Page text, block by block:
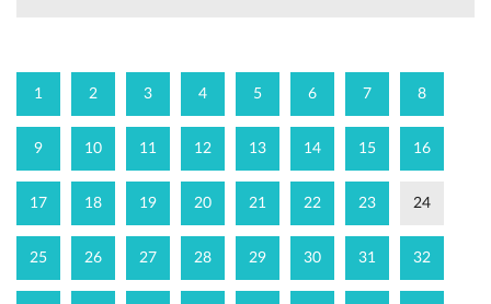
1 2 3 4 5 6 7 8
9 10 11 12 13 14 15 16
17 18 19 20 21 22 23 24
25 26 27 28 29 30 31 32